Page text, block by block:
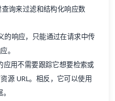
询来过滤和结构化响应数
的响应，只能通过在请求中传
。
用不需要跟踪它想要检索或
源 URL。相反，它可以使用